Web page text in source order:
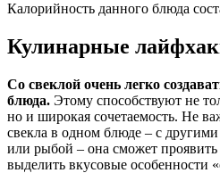
Калорийность данного блюда
Кулинарные
Со свеклой очень легко
блюда. Этому способствуют не
но и широкая сочетаемость. Не
свекла в одном блюде – с
или рыбой – она сможет проявить
выделить вкусовые особенности